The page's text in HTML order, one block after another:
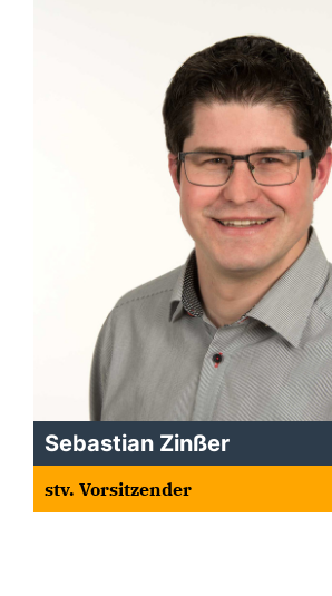
Sebastian Zinßer
stv. Vorsitzender